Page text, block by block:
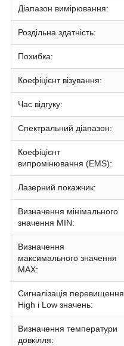
Діапазон вимірювання:
Роздільна здатність:
Похибка:
Коефіцієнт візування:
Час відгуку:
Спектральний діапазон:
Коефіцієнт
випромінювання (EMS):
Лазерний покажчик:
Визначення мінімального
значення MIN:
Визначення
максимального значення
MAX:
Сигналізація перевищення
High і Low значень:
Визначення температури
довкілля: